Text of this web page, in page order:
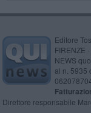
Editore
FIRENZE
NEWS
al n. 5935
Direttore responsabile